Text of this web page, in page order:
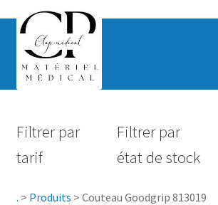
Hygiène
Filtrer par
tarif
Filtrer par
état de stock
. > Produits > Couteau Goodgrip 813019